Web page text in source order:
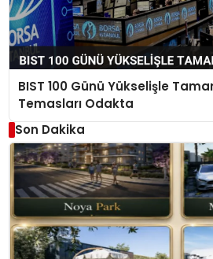
BIST 100 Günü Yükselişle
Temasları Odakta
Son Dakika